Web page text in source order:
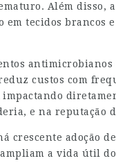
Além disso,
tecidos brancos e
antimicrobianos
custos com
e na reputação
crescente adoção
a vida útil